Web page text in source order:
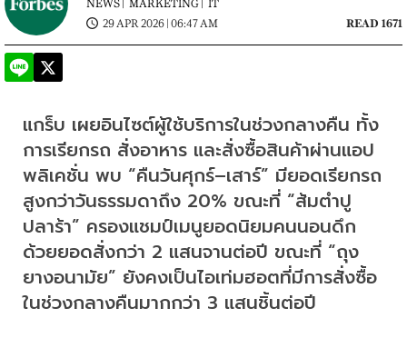
NEWS | MARKETING | IT
29 APR 2026 | 06:47 AM
READ 1671
แกร็บ เผยอินไซต์ผู้ใช้บริการในช่วงกลางคืน ทั้ง
การเรียกรถ สั่งอาหาร และสั่งซื้อสินค้าผ่านแอป
พลิเคชั่น พบ “คืนวันศุกร์–เสาร์” มียอดเรียกรถ
สูงกว่าวันธรรมดาถึง 20% ขณะที่ “ส้มตำปู
ปลาร้า” ครองแชมป์เมนูยอดนิยมคนนอนดึก
ด้วยยอดสั่งกว่า 2 แสนจานต่อปี ขณะที่ “ถุง
ยางอนามัย” ยังคงเป็นไอเท่มฮอตที่มีการสั่งซื้อ
ในช่วงกลางคืนมากกว่า 3 แสนชิ้นต่อปี